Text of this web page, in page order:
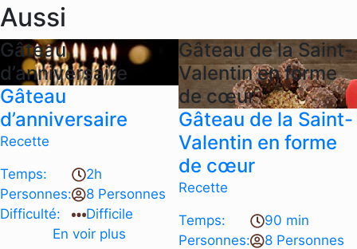
Aussi
Gâteau
d’anniversaire
Gâteau
d’anniversaire
Recette
Temps:
2h
Personnes:
8 Personnes
Difficulté:
Difficile
En voir plus
Gâteau de la Saint-
Valentin en forme
de cœur
Gâteau de la Saint-
Valentin en forme
de cœur
Recette
Temps:
90 min
Personnes:
8 Personnes